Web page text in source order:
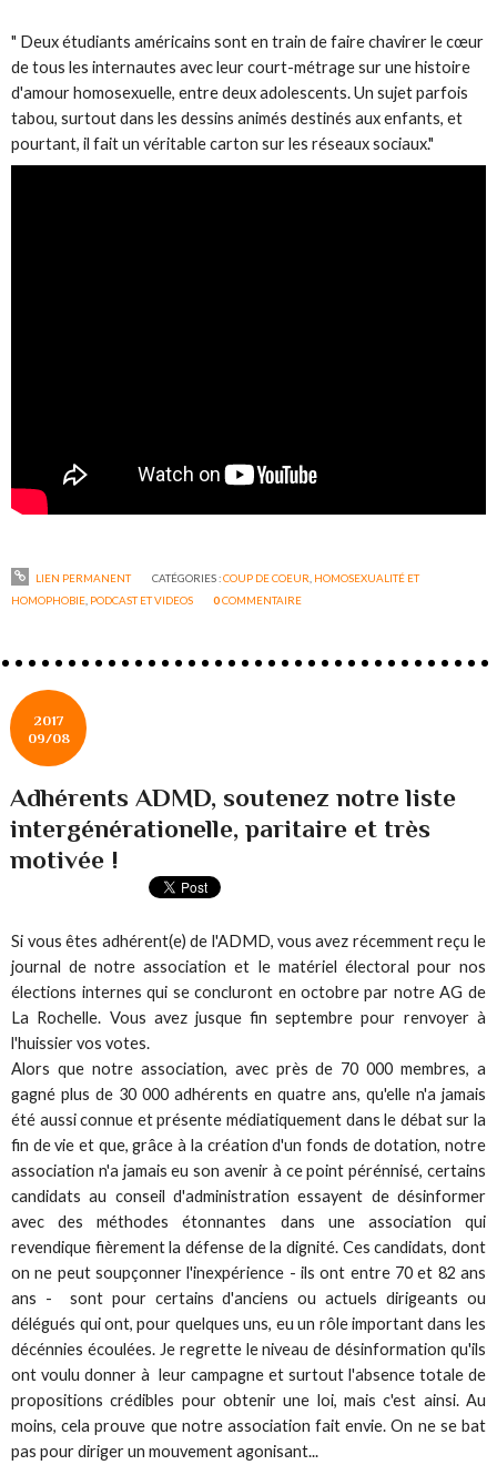
" Deux étudiants américains sont en train de faire chavirer le cœur
de tous les internautes avec leur court-métrage sur une histoire
d'amour homosexuelle, entre deux adolescents. Un sujet parfois
tabou, surtout dans les dessins animés destinés aux enfants, et
pourtant, il fait un véritable carton sur les réseaux sociaux."
LIEN PERMANENT CATÉGORIES :COUP DE COEUR HOMOSEXUALITÉ ET
HOMOPHOBIE PODCAST ET VIDEOS 0COMMENTAIRE
2017
09/08
Adhérents ADMD, soutenez notre liste
intergénérationelle, paritaire et très
motivée !
Si vous êtes adhérent(e) de l'ADMD, vous avez récemment reçu le
journal de notre association et le matériel électoral pour nos
élections internes qui se concluront en octobre par notre AG de
La Rochelle. Vous avez jusque fin septembre pour renvoyer à
l'huissier vos votes.
Alors que notre association, avec près de 70 000 membres, a
gagné plus de 30 000 adhérents en quatre ans, qu'elle n'a jamais
été aussi connue et présente médiatiquement dans le débat sur la
fin de vie et que, grâce à la création d'un fonds de dotation, notre
association n'a jamais eu son avenir à ce point pérénnisé, certains
candidats au conseil d'administration essayent de désinformer
avec des méthodes étonnantes dans une association qui
revendique fièrement la défense de la dignité. Ces candidats, dont
on ne peut soupçonner l'inexpérience - ils ont entre 70 et 82 ans
ans - sont pour certains d'anciens ou actuels dirigeants ou
délégués qui ont, pour quelques uns, eu un rôle important dans les
décénnies écoulées. Je regrette le niveau de désinformation qu'ils
ont voulu donner à leur campagne et surtout l'absence totale de
propositions crédibles pour obtenir une loi, mais c'est ainsi. Au
moins, cela prouve que notre association fait envie. On ne se bat
pas pour diriger un mouvement agonisant...